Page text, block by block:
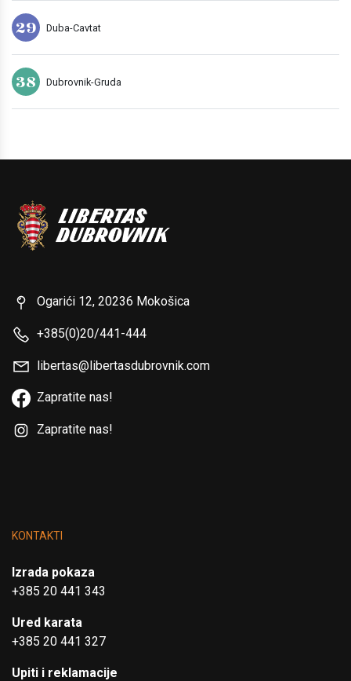
29 Duba-Cavtat
38 Dubrovnik-Gruda
Ogarići 12, 20236 Mokošica
+385(0)20/441-444
libertas@libertasdubrovnik.com
Zapratite nas!
Zapratite nas!
KONTAKTI
Izrada pokaza
+385 20 441 343
Ured karata
+385 20 441 327
Upiti i reklamacije